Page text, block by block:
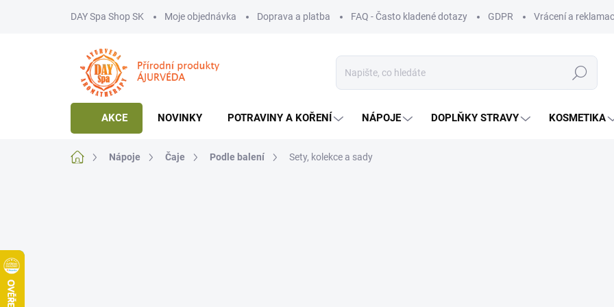
DAY Spa Shop SK Moje objednávka Doprava a platba FAQ - Často kladené dotazy GDPR Vrácení a
Hledat
AKCE NOVINKY POTRAVINY A KOŘENÍ NÁPOJE DOPLŇKY STRAVY KOSMETIKA
Domů Nápoje Čaje Podle balení Sety, kolekce a sady